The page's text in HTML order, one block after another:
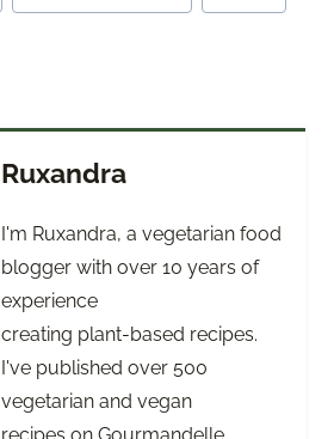
Ruxandra
I'm Ruxandra, a vegetarian food
blogger with over 10 years of
experience
creating plant-based recipes.
I've published over 500
vegetarian and vegan